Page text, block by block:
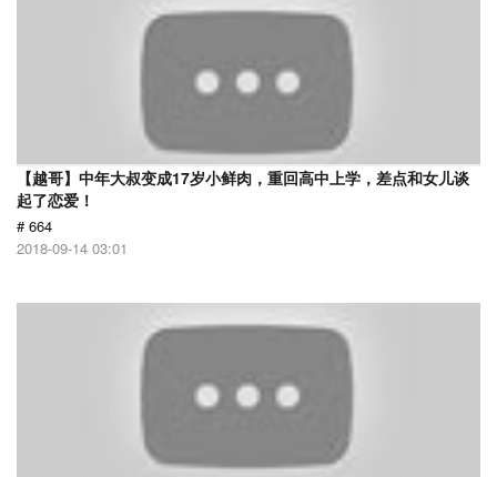
【越哥】中年大叔变成17岁小鲜肉，重回高中上学，差点和女儿谈
起了恋爱！
# 664
2018-09-14 03:01